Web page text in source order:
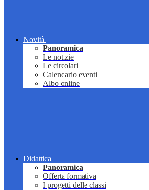
Novità
Panoramica
Le notizie
Le circolari
Calendario eventi
Albo online
Didattica
Panoramica
Offerta formativa
I progetti delle classi